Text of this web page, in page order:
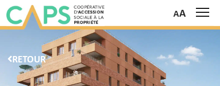
RETOUR
A